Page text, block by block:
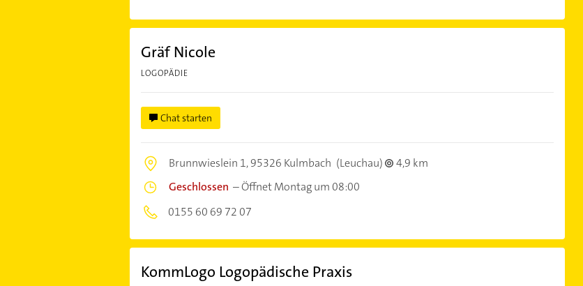
Gräf Nicole
LOGOPÄDIE
Chat starten
Brunnwieslein 1,95326 Kulmbach (Leuchau)
4,9 km
Geschlossen –Öffnet Montag um 08:00
0155 60 69 72 07
KommLogo Logopädische Praxis